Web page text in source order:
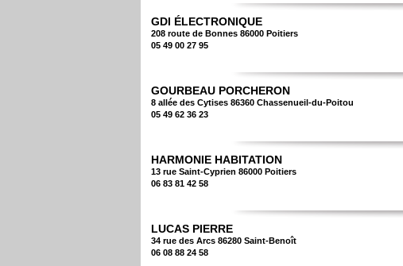
GDI ÉLECTRONIQUE
208 route de Bonnes 86000 Poitiers
05 49 00 27 95
GOURBEAU PORCHERON
8 allée des Cytises 86360 Chassenueil-du-Poitou
05 49 62 36 23
HARMONIE HABITATION
13 rue Saint-Cyprien 86000 Poitiers
06 83 81 42 58
LUCAS PIERRE
34 rue des Arcs 86280 Saint-Benoît
06 08 88 24 58